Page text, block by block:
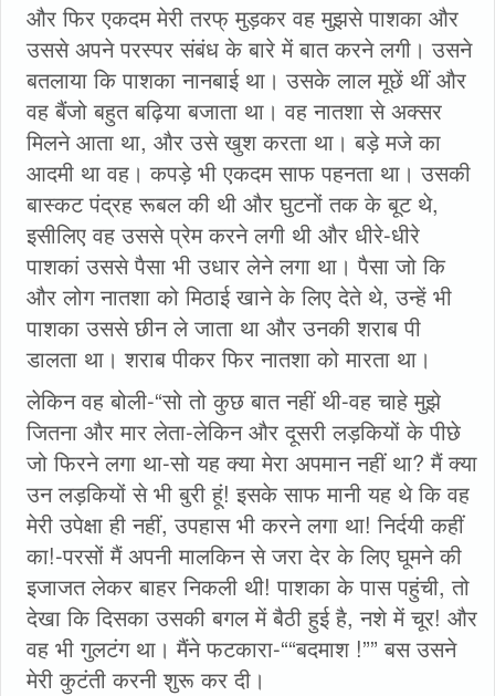
और फिर एकदम मेरी तरफ्‌ मुड़कर वह मुझसे पाशका और
उससे अपने परस्पर संबंध के बारे में बात करने लगी। उसने
बतलाया कि पाशका नानबाई था। उसके लाल मूछें थीं और
वह बैंजो बहुत बढ़िया बजाता था। वह नातशा से अक्सर
मिलने आता था, और उसे खुश करता था। बड़े मजे का
आदमी था वह। कपड़े भी एकदम साफ पहनता था। उसकी
बास्कट पंद्रह रूबल की थी और घुटनों तक के बूट थे,
इसीलिए वह उससे प्रेम करने लगी थी और धीरे-धीरे
पाशकां उससे पैसा भी उधार लेने लगा था। पैसा जो कि
और लोग नातशा को मिठाई खाने के लिए देते थे, उन्हें भी
पाशका उससे छीन ले जाता था और उनकी शराब पी
डालता था। शराब पीकर फिर नातशा को मारता था।
लेकिन वह बोली-“सो तो कुछ बात नहीं थी-वह चाहे मुझे
जितना और मार लेता-लेकिन और दूसरी लड़कियों के पीछे
जो फिरने लगा था-सो यह क्या मेरा अपमान नहीं था? मैं क्‍या
उन लड़कियों से भी बुरी हूं! इसके साफ मानी यह थे कि वह
मेरी उपेक्षा ही नहीं, उपहास भी करने लगा था! निर्दयी कहीं
का!-परसों मैं अपनी मालकिन से जरा देर के लिए घूमने की
इजाजत लेकर बाहर निकली थी! पाशका के पास पहुंची, तो
देखा कि दिसका उसकी बगल में बैठी हुई है, नशे में चूर! और
वह भी गुलटंग था। मैंने फटकारा-““बदमाश !”” बस उसने
मेरी कुटंती करनी शुरू कर दी।